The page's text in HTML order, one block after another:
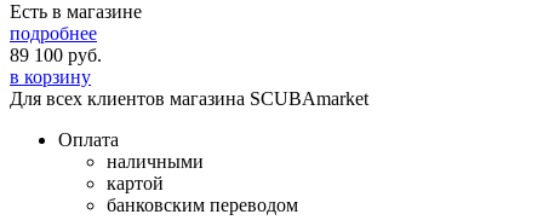
Есть в магазине
подробнее
89 100 руб.
в корзину
Для всех клиентов магазина SCUBAmarket
Оплата
наличными
картой
банковским переводом